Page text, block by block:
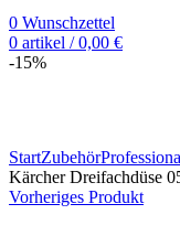
0 Wunschzettel
0 artikel / 0,00 €
-15%
StartZubehör
Kärcher Dreifachdüse
Vorheriges Produkt